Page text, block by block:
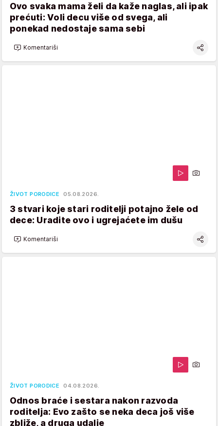
Ovo svaka mama želi da kaže naglas, ali ipak
prećuti: Voli decu više od svega, ali
ponekad nedostaje sama sebi
Komentariši
ŽIVOT PORODICE 05.08.2026.
3 stvari koje stari roditelji potajno žele od
dece: Uradite ovo i ugrejaćete im dušu
Komentariši
ŽIVOT PORODICE 04.08.2026.
Odnos braće i sestara nakon razvoda
roditelja: Evo zašto se neka deca još više
zbliže, a druga udalje